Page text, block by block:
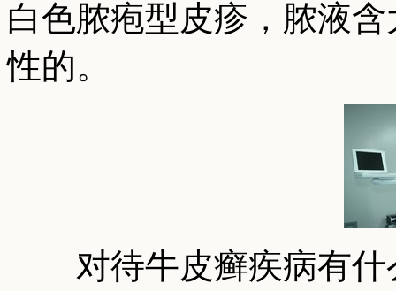
白色脓疱型皮疹，脓液
性的。
对待牛皮癣疾病有什